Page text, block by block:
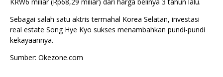
KRW6 miliar (Rp68,29 miliar) dari harga belinya 3 tahun lalu.
Sebagai salah satu aktris termahal Korea Selatan, investasi
real estate Song Hye Kyo sukses menambahkan pundi-pundi
kekayaannya.
Sumber: Okezone.com